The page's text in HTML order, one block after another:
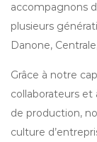
accompagnons
plusieurs
Danone,
Grâce à notre
collaborateurs
de production,
culture